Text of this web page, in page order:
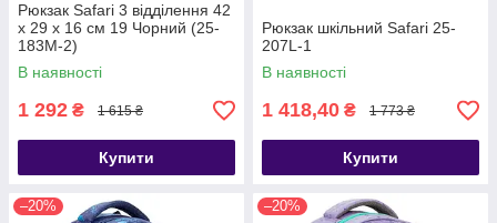
Рюкзак Safari 3 відділення 42
x 29 x 16 см 19 Чорний (25-
183M-2)
В наявності
1 292 ₴ 1 615 ₴
Купити
Рюкзак шкільний Safari 25-
207L-1
В наявності
1 418,40 ₴ 1 773 ₴
Купити
–20% –20%